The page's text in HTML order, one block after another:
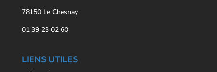
78150 Le Chesnay
01 39 23 02 60
LIENS UTILES